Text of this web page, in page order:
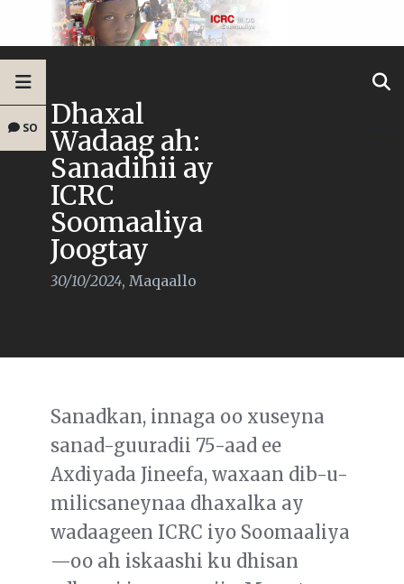
SO Dhaxal
Wadaag ah:
Sanadihii ay
ICRC
Soomaaliya
Joogtay
30/10/2024, Maqaallo
Sanadkan, innaga oo xuseyna
sanad-guuradii 75-aad ee
Axdiyada Jineefa, waxaan dib-u-
milicsaneynaa dhaxalka ay
wadaageen ICRC iyo Soomaaliya
—oo ah iskaashi ku dhisan